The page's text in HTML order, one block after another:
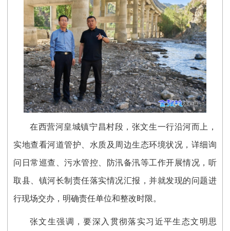
在西营河皇城镇宁昌村段，张文生一行沿河而上，
实地查看河道管护、水质及周边生态环境状况，详细询
问日常巡查、污水管控、防汛备汛等工作开展情况，听
取县、镇河长制责任落实情况汇报，并就发现的问题进
行现场交办，明确责任单位和整改时限。
张文生强调，要深入贯彻落实习近平生态文明思